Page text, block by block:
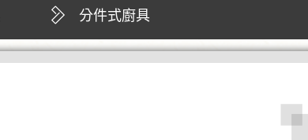
分件式廚具